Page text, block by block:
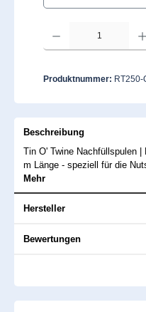
Produkt Anzahl: Gib den
Produktnummer: RT250-
Beschreibung
Tin O' Twine Nachfüllspulen
m Länge - speziell für die
Mehr
Hersteller
Bewertungen